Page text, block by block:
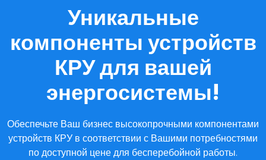
Уникальные
компоненты устройств
КРУ для вашей
энергосистемы!
Обеспечьте Ваш бизнес высокопрочными компонентами
устройств КРУ в соответствии с Вашими потребностями
по доступной цене для бесперебойной работы.